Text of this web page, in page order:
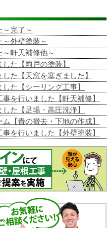
完了～
外壁塗装～
軒天補修他～
た【雨戸の塗装】
た【天窓を塞ぎました】
た【シーリング工事】
を行いました【軒天補修】
た【足場・高圧洗浄】
【畳の撤去・下地の作成】
を行いました【外壁塗装】